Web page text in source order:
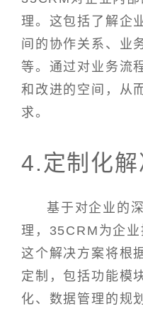
理。这包括了解企
间的协作关系、业
等。通过对业务流
和改进的空间，从
求。
4.定制化解
基于对企业的
理，35CRM为企业
这个解决方案将根
定制，包括功能模
化、数据管理的规